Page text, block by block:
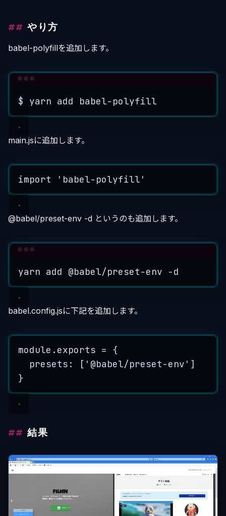
やり方
babel-polyfillを追加します。
$ yarn add babel-polyfill
main.jsに追加します。
import ' babel-polyfill '
@babel/preset-env -d というのも追加します。
yarn add @babel/preset-env -d
babel.config.jsに下記を追加します。
module . exports = {
presets: [ ' @babel/preset-env ' ]
}
結果